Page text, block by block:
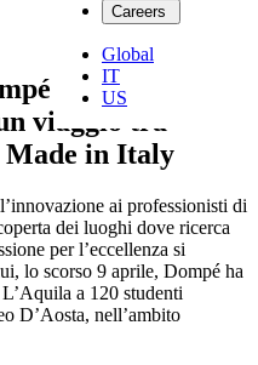
Careers
Global
IT
US
accoglie i
viaggio tra
Made in Italy
ai professionisti di
dei luoghi dove ricerca
per l’eccellenza si
lo scorso 9 aprile, Dompé ha
a 120 studenti
D’Aosta, nell’ambito